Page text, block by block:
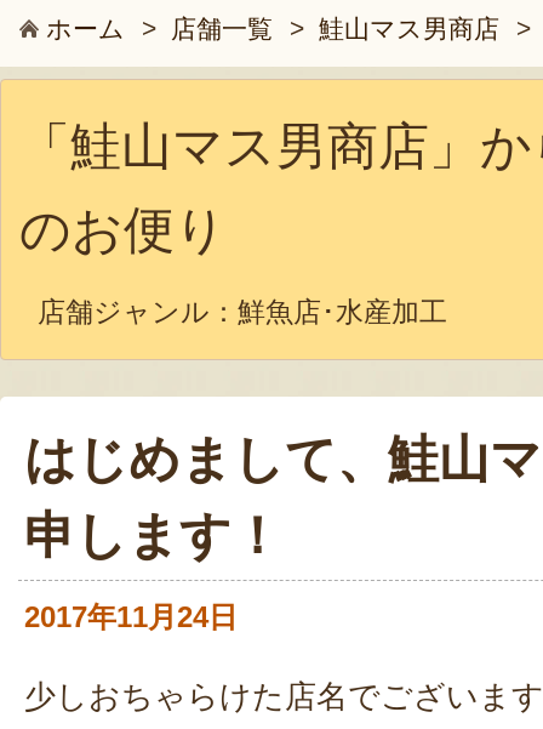
ホーム > 店舗一覧 > 鮭山マス男商店 >
「鮭山マス男商店」
のお便り
店舗ジャンル： 鮮魚店･水産加工
はじめまして、鮭山
申します！
2017年11月24日
少しおちゃらけた店名でございま